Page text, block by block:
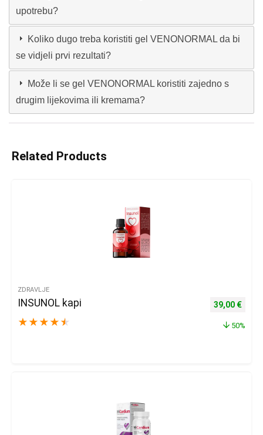
upotrebu?
Koliko dugo treba koristiti gel VENONORMAL da bi
se vidjeli prvi rezultati?
Može li se gel VENONORMAL koristiti zajedno s
drugim lijekovima ili kremama?
Related Products
ZDRAVLJE
INSUNOL kapi
★ ★ ★ ★ ★
Izvorna
39,00 €
50%